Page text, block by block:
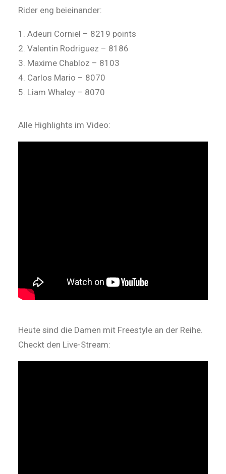
Rider eng beieinander:
1. Adeuri Corniel – 8219 points
2. Valentin Rodriguez – 8186
3. Maxime Chabloz – 8103
4. Carlos Mario – 8070
5. Liam Whaley – 8070
Alle Highlights im Video:
Heute sind die Damen mit Freestyle an der Reihe.
Checkt den Live-Stream: